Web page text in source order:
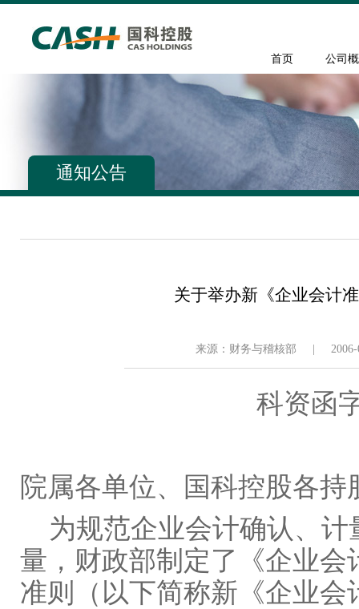
首页 公司
通知公告
关于举办新《企业会计
来源：财务与稽核部
科资函
院属各单位、国科控股各持
为规范企业会计确认、计
量，财政部制定了《企业
准则（以下简称新《企业会